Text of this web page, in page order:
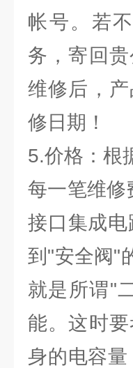
帐号。若
务，寄回
维修后，
修日期！
5.价格：根
每一笔维
接口集成
到"安全阀"
就是所谓"
能。这时
身的电容